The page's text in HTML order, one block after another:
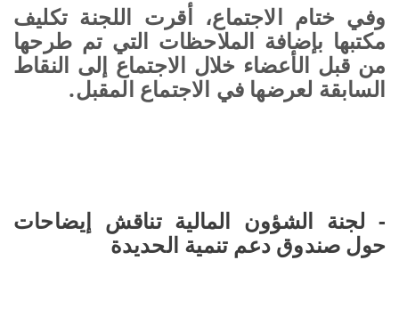
وفي ختام الاجتماع، أقرت اللجنة تكليف
مكتبها بإضافة الملاحظات التي تم طرحها
من قبل الأعضاء خلال الاجتماع إلى النقاط
السابقة لعرضها في الاجتماع المقبل.
- لجنة الشؤون المالية تناقش إيضاحات
حول صندوق دعم تنمية الحديدة